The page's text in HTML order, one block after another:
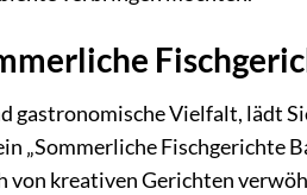
gastronomische Vielfalt, lädt
„Sommerliche Fischgerichte
von kreativen Gerichten